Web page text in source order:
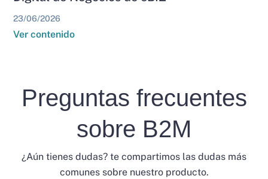
23/06/2026
Ver contenido
Preguntas frecuentes
sobre B2M
¿Aún tienes dudas? te compartimos las dudas más
comunes sobre nuestro producto.